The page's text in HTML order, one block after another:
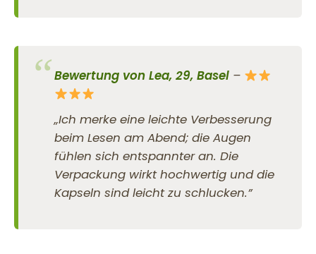
Bewertung von Lea, 29, Basel –
„Ich merke eine leichte Verbesserung
beim Lesen am Abend; die Augen
fühlen sich entspannter an. Die
Verpackung wirkt hochwertig und die
Kapseln sind leicht zu schlucken.”